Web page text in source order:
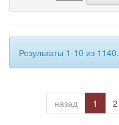
Результаты 1-10 из 1140.
назад 1 2